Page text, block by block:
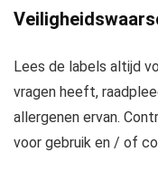
Lees de labels altijd
vragen heeft,
allergenen ervan.
voor gebruik en / of